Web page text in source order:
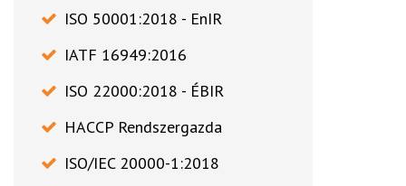
ISO 50001:2018 - EnIR
IATF 16949:2016
ISO 22000:2018 - ÉBIR
HACCP Rendszergazda
ISO/IEC 20000-1:2018